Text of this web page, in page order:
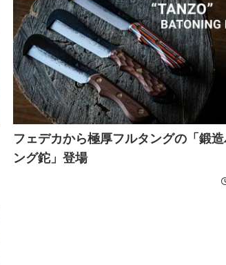
フェデカから極厚フルタングの「鍛
ング鉈」登場